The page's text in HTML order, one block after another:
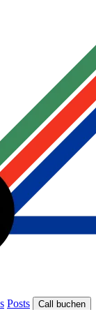
Posts Call buchen